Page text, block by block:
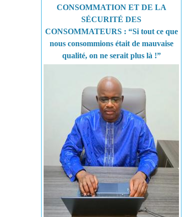
CONSOMMATION ET DE LA
SÉCURITÉ DES
CONSOMMATEURS : “Si tout ce que
nous consommions était de mauvaise
qualité, on ne serait plus là !”